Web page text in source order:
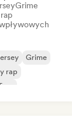
Grime
Grime
rap